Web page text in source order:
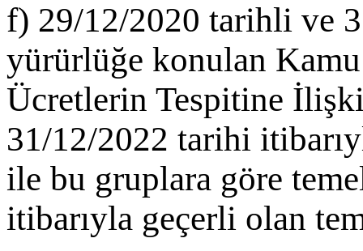
f) 29/12/2020 tarihli ve
yürürlüğe konulan
Ücretlerin Tespitine
31/12/2022 tarihi
ile bu gruplara göre
itibarıyla geçerli olan